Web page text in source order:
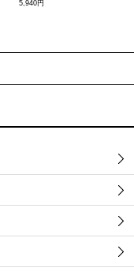
5,940円